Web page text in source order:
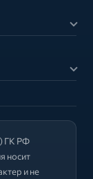
ГК РФ
носит
и не